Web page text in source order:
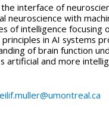
interface of
neuroscience with
of intelligence focusing
in AI systems
of brain function
artificial and more
eilif.muller@umontreal.ca